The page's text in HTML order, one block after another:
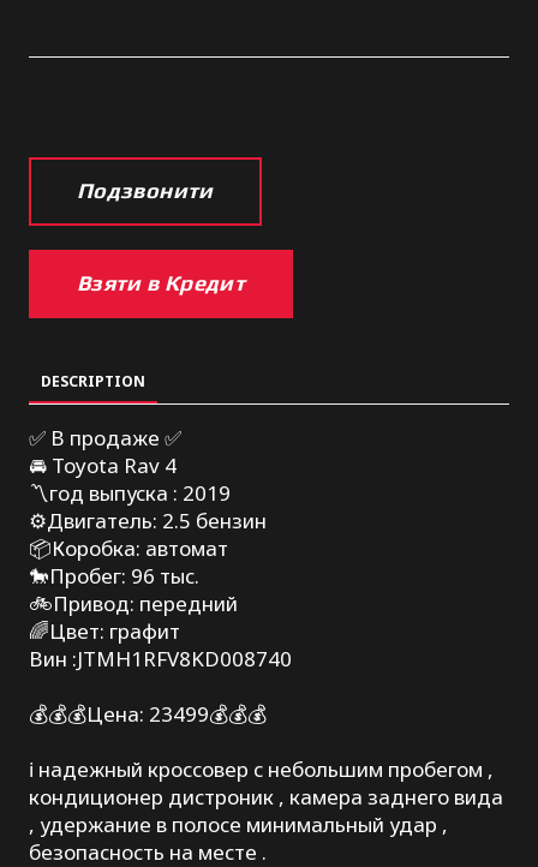
Подзвонити
Взяти в Кредит
DESCRIPTION
✅ В продаже ✅
🚘 Toyota Rav 4
〽️год выпуска : 2019
⚙️Двигатель: 2.5 бензин
📦Коробка: автомат
🐎Пробег: 96 тыс.
🚲Привод: передний
🌈Цвет: графит
Вин :JTMH1RFV8KD008740
💰💰💰Цена: 23499💰💰💰
ℹ️ надежный кроссовер с небольшим пробегом ,
кондиционер дистроник , камера заднего вида
, удержание в полосе минимальный удар ,
безопасность на месте .